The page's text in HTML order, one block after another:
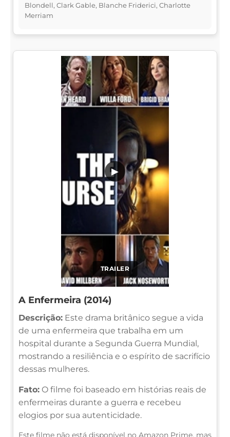
Blondell, Clark Gable, Blanche Friderici, Charlotte
Merriam
TRAILER
▶
A Enfermeira (2014)
Descrição: Este drama britânico segue a vida
de uma enfermeira que trabalha em um
hospital durante a Segunda Guerra Mundial,
mostrando a resiliência e o espírito de sacrifício
dessas mulheres.
Fato: O filme foi baseado em histórias reais de
enfermeiras durante a guerra e recebeu
elogios por sua autenticidade.
Este filme não está disponível no Amazon Prime, mas